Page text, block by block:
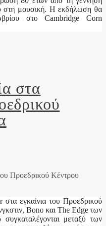
στη μουσική. Η εκδήλωση θα
στο Cambridge Corn
στα
εγκαίνια του Προεδρικού
Bono και The Edge των
μεταξύ των